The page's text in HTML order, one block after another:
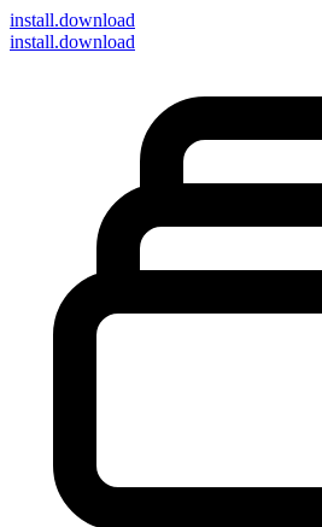
install.download
install.download